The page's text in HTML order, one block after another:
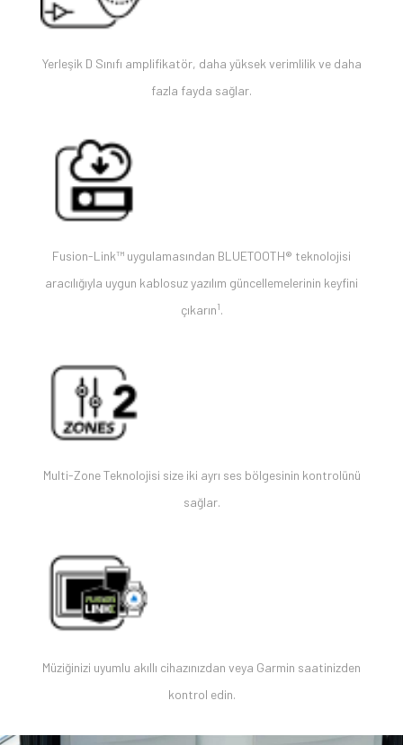
Yerleşik D Sınıfı amplifikatör, daha yüksek verimlilik ve daha
fazla fayda sağlar.
Fusion-Link™ uygulamasından BLUETOOTH® teknolojisi
aracılığıyla uygun kablosuz yazılım güncellemelerinin keyfini
çıkarın1.
Multi-Zone Teknolojisi size iki ayrı ses bölgesinin kontrolünü
sağlar.
Müziğinizi uyumlu akıllı cihazınızdan veya Garmin saatinizden
kontrol edin.